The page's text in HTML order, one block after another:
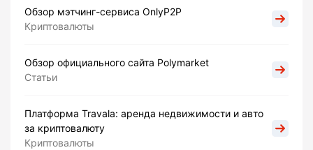
Обзор мэтчинг-сервиса OnlyP2P
Криптовалюты
Обзор официального сайта Polymarket
Статьи
Платформа Travala: аренда недвижимости и авто
за криптовалюту
Криптовалюты